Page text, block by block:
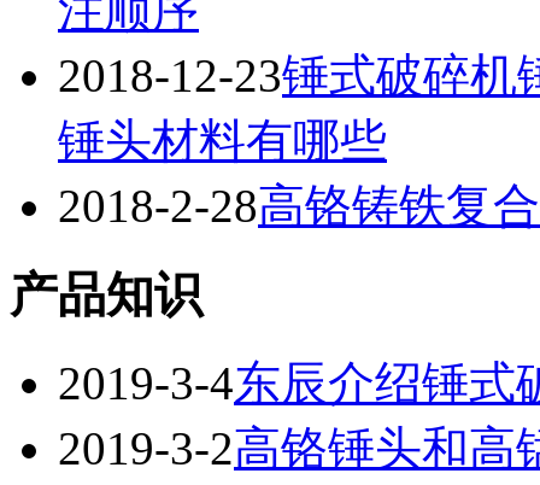
2018-12-23锤式破碎机
锤头材料有哪些
2018-2-28高铬铸铁复
产品知识
2019-3-4东辰介绍锤式
2019-3-2高铬锤头和高